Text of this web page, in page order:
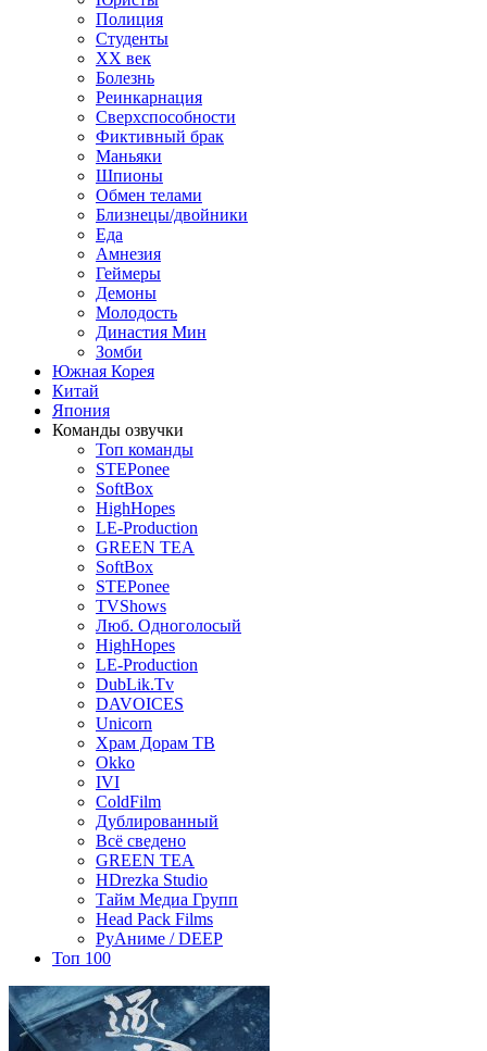
Полиция
Студенты
ХХ век
Болезнь
Реинкарнация
Сверхспособности
Фиктивный брак
Маньяки
Шпионы
Обмен телами
Близнецы/двойники
Еда
Амнезия
Геймеры
Демоны
Молодость
Династия Мин
Зомби
Южная Корея
Китай
Япония
Команды озвучки
Топ команды
STEPonee
SoftBox
HighHopes
LE-Production
GREEN TEA
SoftBox
STEPonee
TVShows
Люб. Одноголосый
HighHopes
LE-Production
DubLik.Tv
DAVOICES
Unicorn
Храм Дорам ТВ
Okko
IVI
ColdFilm
Дублированный
Всё сведено
GREEN TEA
HDrezka Studio
Тайм Медиа Групп
Head Pack Films
РуАниме / DEEP
Топ 100